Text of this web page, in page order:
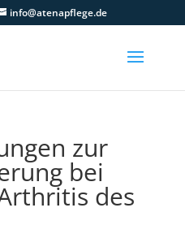
info@atenapflege.de
zur
bei
des